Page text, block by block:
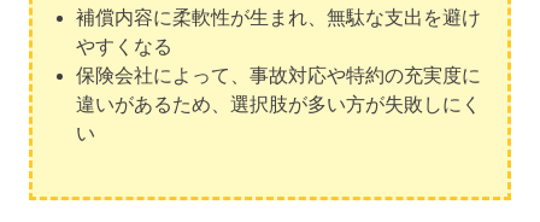
補償内容に柔軟性が生まれ、無駄な支出を避け
やすくなる
保険会社によって、事故対応や特約の充実度に
違いがあるため、選択肢が多い方が失敗しにく
い